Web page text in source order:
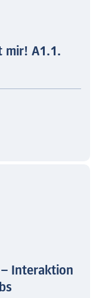
mir! A1.1.
Interaktion